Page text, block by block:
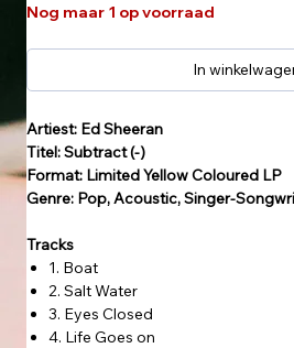
Nog maar 1 op voorraad
In
Artiest: Ed Sheeran
Titel: Subtract (-)
Format: Limited Yellow Coloured LP
Genre: Pop, Acoustic, Singer-
Tracks
1. Boat
2. Salt Water
3. Eyes Closed
4. Life Goes on